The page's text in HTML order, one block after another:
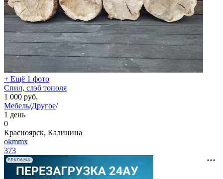
+ Ещё 1 фото
Спил, слэб тополя
1 000 руб.
Мебель/Другое/
1 день
0
Красноярск, Калинина
okmmx
373
РЕКЛАМА